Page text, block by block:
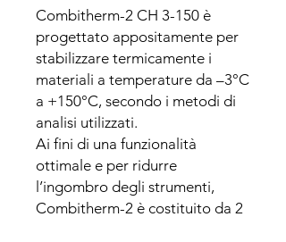
Combitherm-2 CH 3-150 è
progettato appositamente per
stabilizzare termicamente i
materiali a temperature da –3°C
a +150°C, secondo i metodi di
analisi utilizzati.
Ai fini di una funzionalità
ottimale e per ridurre
l’ingombro degli strumenti,
Combitherm-2 è costituito da 2